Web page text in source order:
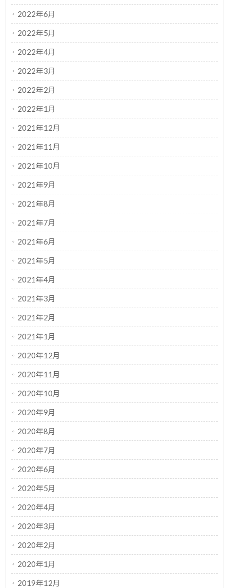
2022年6月
2022年5月
2022年4月
2022年3月
2022年2月
2022年1月
2021年12月
2021年11月
2021年10月
2021年9月
2021年8月
2021年7月
2021年6月
2021年5月
2021年4月
2021年3月
2021年2月
2021年1月
2020年12月
2020年11月
2020年10月
2020年9月
2020年8月
2020年7月
2020年6月
2020年5月
2020年4月
2020年3月
2020年2月
2020年1月
2019年12月